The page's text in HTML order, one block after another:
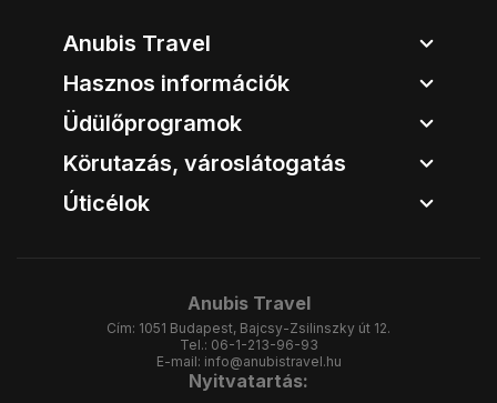
Anubis Travel
Hasznos információk
Üdülőprogramok
Körutazás, városlátogatás
Úticélok
Anubis Travel
Cím: 1051 Budapest, Bajcsy-Zsilinszky út 12.
Tel.: 06-1-213-96-93
E-mail: info@anubistravel.hu
Nyitvatartás: